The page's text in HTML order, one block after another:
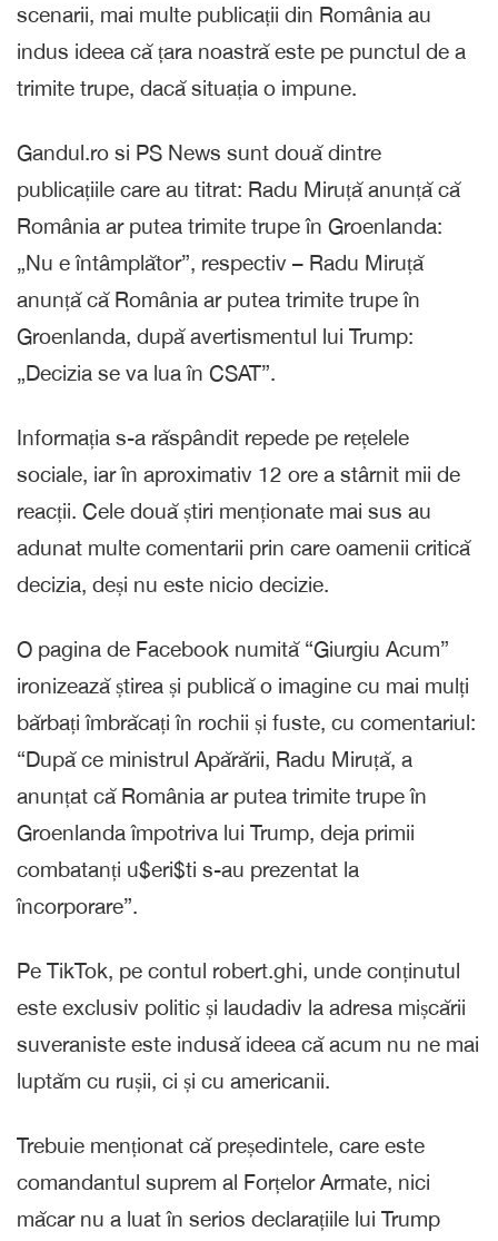
scenarii, mai multe publicații din România au
indus ideea că țara noastră este pe punctul de a
trimite trupe, dacă situația o impune.
Gandul.ro si PS News sunt două dintre
publicațiile care au titrat: Radu Miruță anunță că
România ar putea trimite trupe în Groenlanda:
„Nu e întâmplător”, respectiv – Radu Miruță
anunță că România ar putea trimite trupe în
Groenlanda, după avertismentul lui Trump:
„Decizia se va lua în CSAT”.
Informația s-a răspândit repede pe rețelele
sociale, iar în aproximativ 12 ore a stârnit mii de
reacții. Cele două știri menționate mai sus au
adunat multe comentarii prin care oamenii critică
decizia, deși nu este nicio decizie.
O pagina de Facebook numită “Giurgiu Acum”
ironizează știrea și publică o imagine cu mai mulți
bărbați îmbrăcați în rochii și fuste, cu comentariul:
“După ce ministrul Apărării, Radu Miruță, a
anunțat că România ar putea trimite trupe în
Groenlanda împotriva lui Trump, deja primii
combatanți u$eri$ti s-au prezentat la
încorporare”.
Pe TikTok, pe contul robert.ghi, unde conținutul
este exclusiv politic și laudadiv la adresa mișcării
suveraniste este indusă ideea că acum nu ne mai
luptăm cu rușii, ci și cu americanii.
Trebuie menționat că președintele, care este
comandantul suprem al Forțelor Armate, nici
măcar nu a luat în serios declarațiile lui Trump